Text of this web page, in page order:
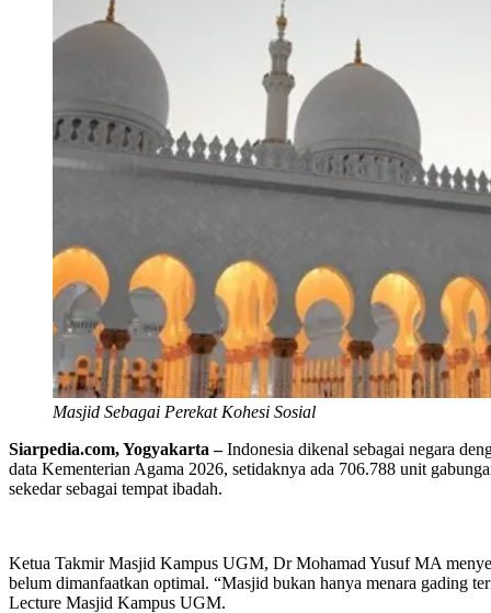
Masjid Sebagai Perekat Kohesi Sosial
Siarpedia.com, Yogyakarta –Indonesia dikenal sebagai negara
data Kementerian Agama 2026, setidaknya ada 706.788 unit
sekedar sebagai tempat ibadah.
Ketua Takmir Masjid Kampus UGM, Dr Mohamad Yusuf MA
belum dimanfaatkan optimal. “Masjid bukan hanya menara gading
Lecture Masjid Kampus UGM.